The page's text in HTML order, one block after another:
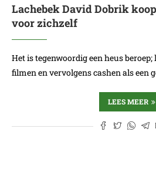
Lachebek David Dobrik
voor zichzelf
Het is tegenwoordig een heus
filmen en vervolgens cashen als een
LEES MEER